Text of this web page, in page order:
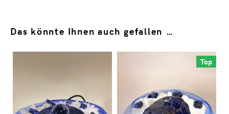
Das könnte Ihnen auch gefallen …
Top